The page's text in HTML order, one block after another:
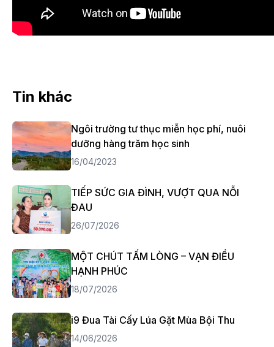
Tin khác
Ngôi trường tư thục miễn học phí, nuôi
dưỡng hàng trăm học sinh
16/04/2023
TIẾP SỨC GIA ĐÌNH, VƯỢT QUA NỖI
ĐAU
26/07/2026
MỘT CHÚT TẤM LÒNG – VẠN ĐIỀU
HẠNH PHÚC
18/07/2026
i9 Đua Tài Cấy Lúa Gặt Mùa Bội Thu
14/06/2026